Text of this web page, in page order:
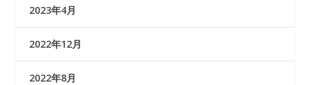
2023年4月
2022年12月
2022年8月